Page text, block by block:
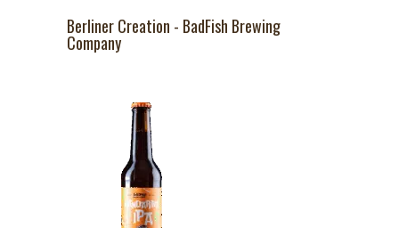
Berliner Creation - BadFish Brewing
Company